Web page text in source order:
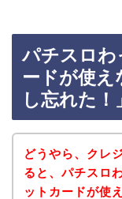
パチスロわ
ードが使え
し忘れた！
どうやら、クレ
ると、パチスロ
ットカードが使